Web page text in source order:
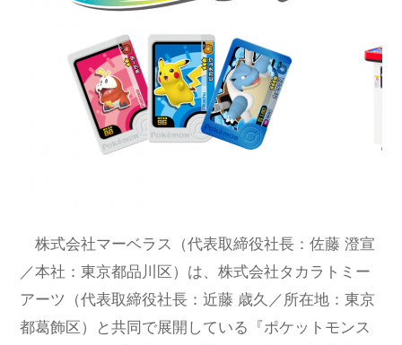
株式会社マーベラス（代表取締役社長：佐藤 澄宣
／本社：東京都品川区）は、株式会社タカラトミー
アーツ（代表取締役社長：近藤 歳久／所在地：東京
都葛飾区）と共同で展開している『ポケットモンス